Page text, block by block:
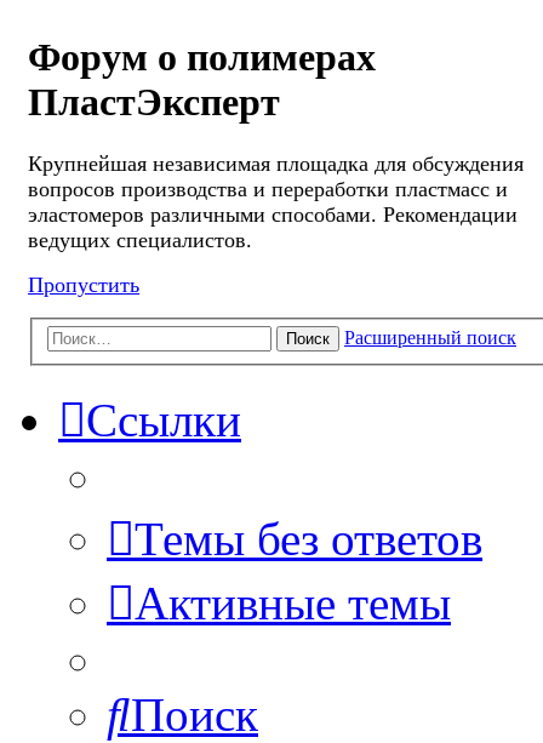
Форум о полимерах
ПластЭксперт
Крупнейшая независимая площадка для обсуждения
вопросов производства и переработки пластмасс и
эластомеров различными способами. Рекомендации
ведущих специалистов.
Пропустить
Поиск Расширенный поиск
Ссылки
Темы без ответов
Активные темы
Поиск